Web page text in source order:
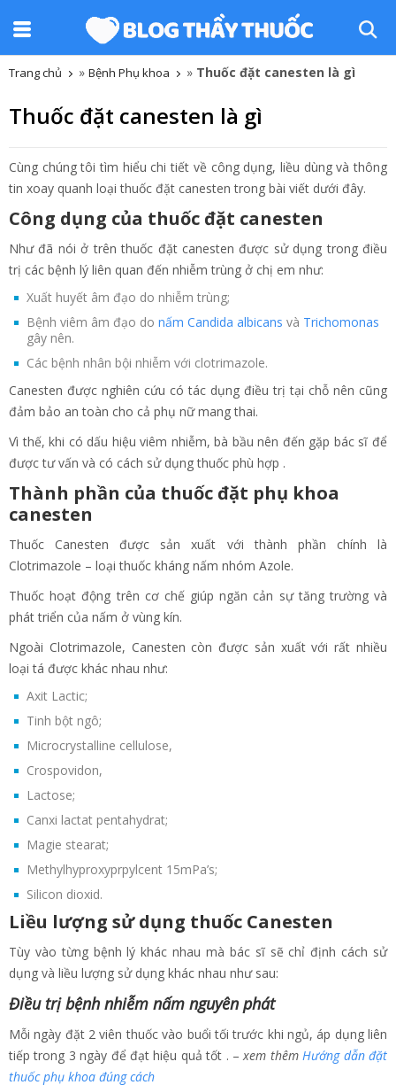
Trang chủ » Bệnh Phụ khoa » Thuốc đặt canesten là gì
Thuốc đặt canesten là gì
Cùng chúng tôi tìm hiểu chi tiết về công dụng, liều dùng và thông
tin xoay quanh loại thuốc đặt canesten trong bài viết dưới đây.
Công dụng của thuốc đặt canesten
Như đã nói ở trên thuốc đặt canesten được sử dụng trong điều
trị các bệnh lý liên quan đến nhiễm trùng ở chị em như:
Xuất huyết âm đạo do nhiễm trùng;
Bệnh viêm âm đạo do nấm Candida albicans và Trichomonas
gây nên.
Các bệnh nhân bội nhiễm với clotrimazole.
Canesten được nghiên cứu có tác dụng điều trị tại chỗ nên cũng
đảm bảo an toàn cho cả phụ nữ mang thai.
Vì thế, khi có dấu hiệu viêm nhiễm, bà bầu nên đến gặp bác sĩ để
được tư vấn và có cách sử dụng thuốc phù hợp .
Thành phần của thuốc đặt phụ khoa
canesten
Thuốc Canesten được sản xuất với thành phần chính là
Clotrimazole – loại thuốc kháng nấm nhóm Azole.
Thuốc hoạt động trên cơ chế giúp ngăn cản sự tăng trường và
phát triển của nấm ở vùng kín.
Ngoài Clotrimazole, Canesten còn được sản xuất với rất nhiều
loại tá được khác nhau như:
Axit Lactic;
Tinh bột ngô;
Microcrystalline cellulose,
Crospovidon,
Lactose;
Canxi lactat pentahydrat;
Magie stearat;
Methylhyproxyprpylcent 15mPa’s;
Silicon dioxid.
Liều lượng sử dụng thuốc Canesten
Tùy vào từng bệnh lý khác nhau mà bác sĩ sẽ chỉ định cách sử
dụng và liều lượng sử dụng khác nhau như sau:
Điều trị bệnh nhiễm nấm nguyên phát
Mỗi ngày đặt 2 viên thuốc vào buổi tối trước khi ngủ, áp dụng liên
tiếp trong 3 ngày để đạt hiệu quả tốt . –xem thêmHướng dẫn đặt
thuốc phụ khoa đúng cách